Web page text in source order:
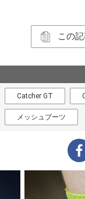
この
Catcher GT
メッシュブーツ